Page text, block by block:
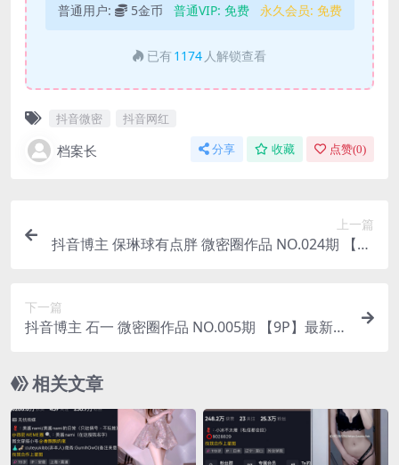
普通用户: 5金币 普通VIP: 免费 永久会员: 免费
已有 1174 人解锁查看
抖音微密 抖音网红
档案长 分享 收藏 点赞(0)
上一篇
抖音博主 保琳球有点胖 微密圈作品 NO.024期 【8P
下一篇
抖音博主 石一 微密圈作品 NO.005期 【9P】最新
相关文章